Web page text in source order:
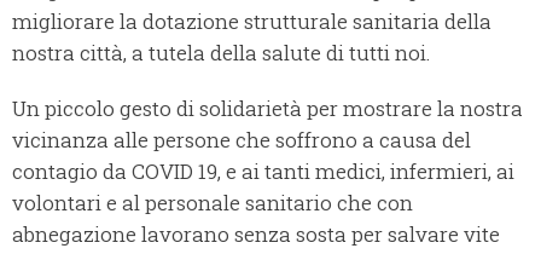
migliorare la dotazione strutturale sanitaria della
nostra città, a tutela della salute di tutti noi.
Un piccolo gesto di solidarietà per mostrare la nostra
vicinanza alle persone che soffrono a causa del
contagio da COVID 19, e ai tanti medici, infermieri, ai
volontari e al personale sanitario che con
abnegazione lavorano senza sosta per salvare vite